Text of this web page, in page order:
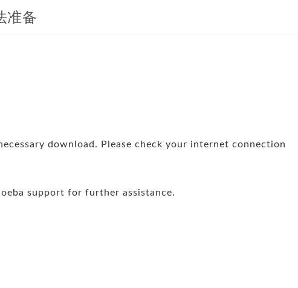
准备
download. Please check your internet connection
support for further assistance.